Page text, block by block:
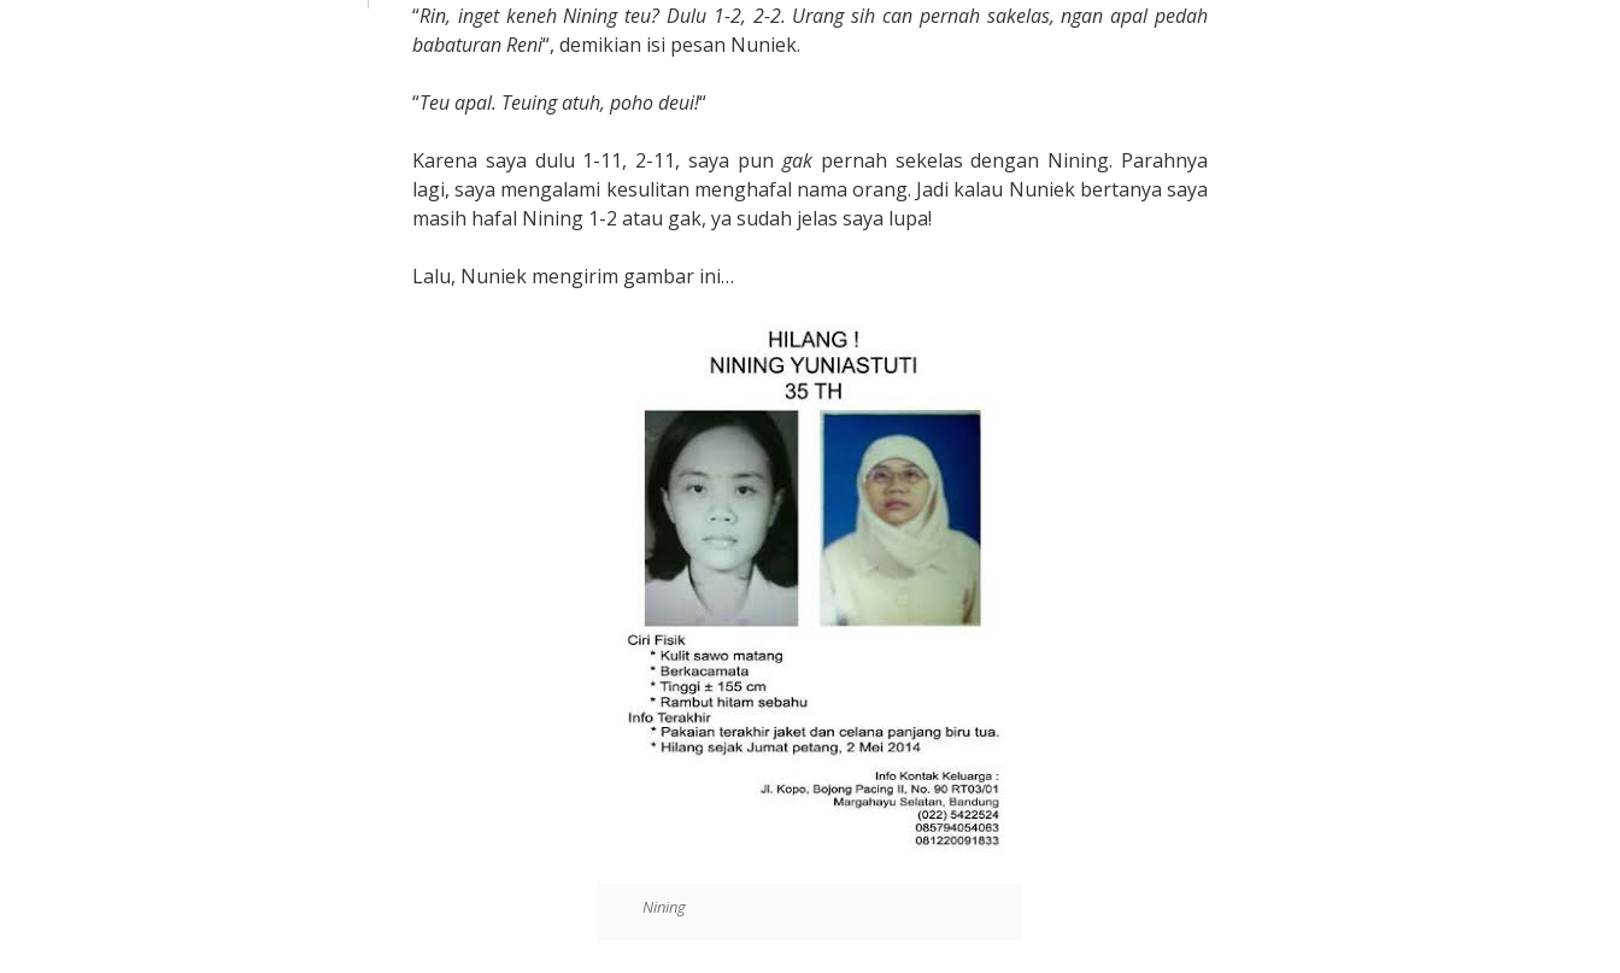
“Rin, inget keneh Nining teu? Dulu 1-2, 2-2. Urang sih can pernah sakelas, ngan apal pedah
babaturan Reni“, demikian isi pesan Nuniek.
“Teu apal. Teuing atuh, poho deui!“
Karena saya dulu 1-11, 2-11, saya pun gakpernah sekelas dengan Nining. Parahnya
lagi, saya mengalami kesulitan menghafal nama orang. Jadi kalau Nuniek bertanya saya
masih hafal Nining 1-2 atau gak, ya sudah jelas saya lupa!
Lalu, Nuniek mengirim gambar ini…
Nining